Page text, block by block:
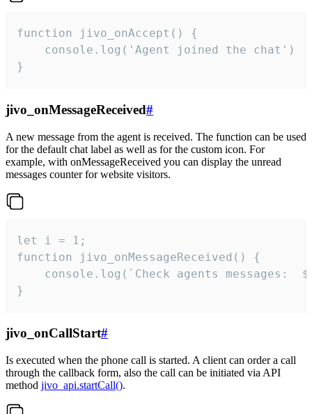
function jivo_onAccept() {
}
jivo_onMessageReceived#
A new message from the agent is received. The function can be used
for the default chat label as well as for the custom icon. For
example, with onMessageReceived you can display the unread
messages counter for website visitors.
let i = 1;
function jivo_onMessageReceived() {
}
jivo_onCallStart#
Is executed when the phone call is started. A client can order a call
through the callback form, also the call can be initiated via API
method jivo_api.startCall().